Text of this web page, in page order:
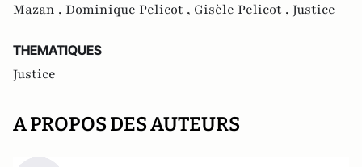
Mazan , Dominique Pelicot , Gisèle Pelicot , Justice
THEMATIQUES
Justice
A PROPOS DES AUTEURS